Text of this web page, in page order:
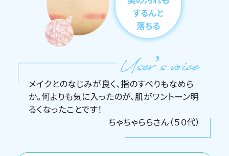
メイクとのなじみが良く、指のすべりもなめら
か。何よりも気に入ったのが、肌がワントーン明
るくなったことです！
ちゃちゃららさん（５０代）